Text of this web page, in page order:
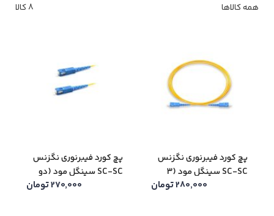
همه کالاها 8 کالا
پچ کورد فیبرنوری نگزنس
SC-SC سینگل مود (3
280,000تومان
پچ کورد فیبرنوری نگزنس
SC-SC سینگل مود (دو
270,000تومان